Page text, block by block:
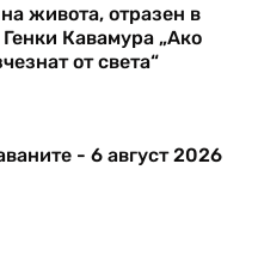
живота, отразен в
Кавамура „Ако
от света“
- 6 август 2026